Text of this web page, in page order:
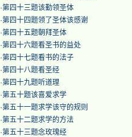
·第四十三题该勤领圣体
·第四十四题领了圣体该感谢
·第四十五题朝拜圣体
·第四十六题看圣书的益处
·第四十七题看书的法子
·第四十八题看圣经
·第四十九题听道理
·第五十题该喜爱求学
·第五十一题求学该守的规则
·第五十二题求学的方法
·第五十三题念玫瑰经